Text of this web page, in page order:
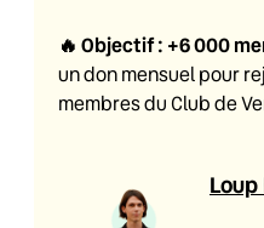
🔥 Objectif : +6 000
un don mensuel pour
membres du Club de